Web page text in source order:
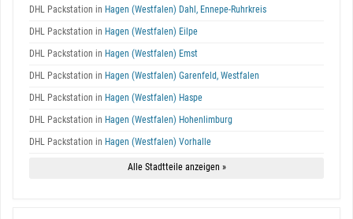
DHL Packstation in Hagen (Westfalen) Dahl, Ennepe-Ruhrkreis
DHL Packstation in Hagen (Westfalen) Eilpe
DHL Packstation in Hagen (Westfalen) Emst
DHL Packstation in Hagen (Westfalen) Garenfeld, Westfalen
DHL Packstation in Hagen (Westfalen) Haspe
DHL Packstation in Hagen (Westfalen) Hohenlimburg
DHL Packstation in Hagen (Westfalen) Vorhalle
Alle Stadtteile anzeigen »